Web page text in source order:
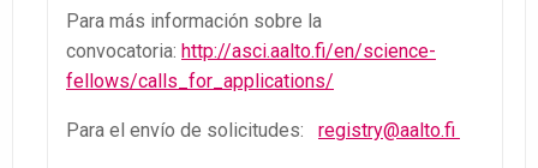
Para más información sobre la
convocatoria: http://asci.aalto.fi/en/science-
fellows/calls_for_applications/
Para el envío de solicitudes: registry@aalto.fi